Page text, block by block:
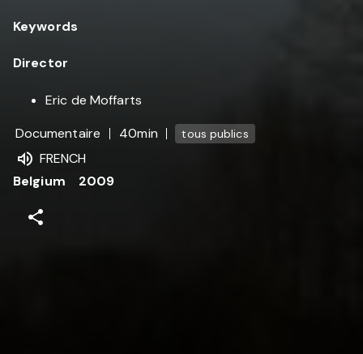
Keywords
Director
Eric de Moffarts
Documentaire
40min tous publics
FRENCH
Belgium
2009